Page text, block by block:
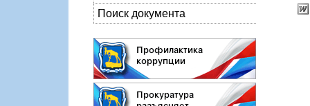
Поиск документа